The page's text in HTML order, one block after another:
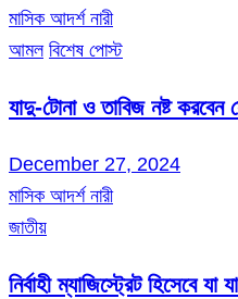
মাসিক আদর্শ নারী
আমল বিশেষ পোস্ট
যাদু-টোনা ও তাবিজ নষ্ট করবেন
December 27, 2024
মাসিক আদর্শ নারী
জাতীয়
নির্বাহী ম্যাজিস্ট্রেট হিসেবে যা